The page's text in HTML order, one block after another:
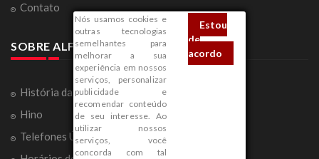
Nós usamos cookies e
outras tecnologias
semelhantes para
melhorar a sua
experiência em nossos
serviços, personalizar
publicidade e
recomendar conteúdo
de seu interesse. Ao
utilizar nossos
serviços, você
concorda com tal
Estou
de
acordo
Contato
SOBRE ALFENAS
História da Cidade
Hino
Telefones Úteis